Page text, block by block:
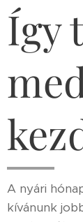
Így
A nyári
kívánunk